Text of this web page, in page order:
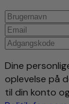
Dine
oplevelse på
til din konto